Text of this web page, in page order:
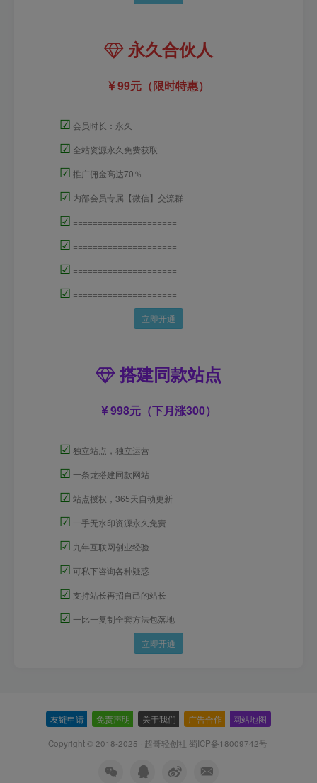
永久合伙人
99元（限时特惠）
☑ 会员时长：永久
☑ 全站资源永久免费获取
☑ 推广佣金高达70％
☑ 内部会员专属【微信】交流群
☑ =====================
☑ =====================
☑ =====================
☑ =====================
立即开通
搭建同款站点
998元（下月涨300）
☑ 独立站点，独立运营
☑ 一条龙搭建同款网站
☑ 站点授权，365天自动更新
☑ 一手无水印资源永久免费
☑ 九年互联网创业经验
☑ 可私下咨询各种疑惑
☑ 支持站长再招自己的站长
☑ 一比一复制全套方法包落地
立即开通
友链申请 免责声明 关于我们 广告合作 网站地图
Copyright © 2018-2025 · 超哥轻创社 蜀ICP备18009742号